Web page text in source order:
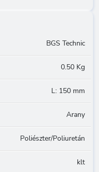
BGS Technic
0.50 Kg
L: 150 mm
Arany
Poliészter/Poliuretán
klt